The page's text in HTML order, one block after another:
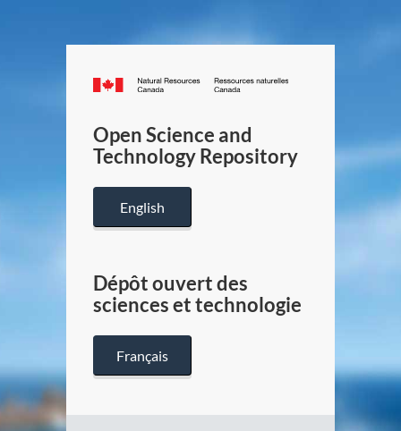
Canada.ca
/
Canada
Open Science and
Technology Repository
English
Dépôt ouvert des
sciences et technologie
Français